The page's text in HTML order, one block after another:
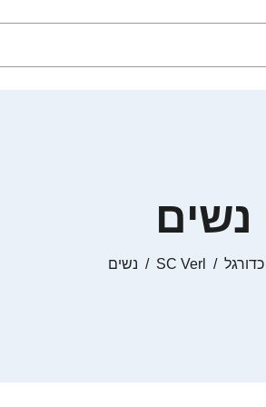
נשים
כדורגל SC Verl נשים